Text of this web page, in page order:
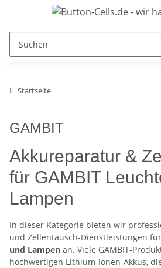
Startseite
GAMBIT
Akkureparatur &
für GAMBIT
Lampen
In dieser Kategorie bieten wir
und Zellentausch-Dienstleistungen für
und Lampen an. Viele GAMBIT-
hochwertigen Lithium-Ionen-Akkus,